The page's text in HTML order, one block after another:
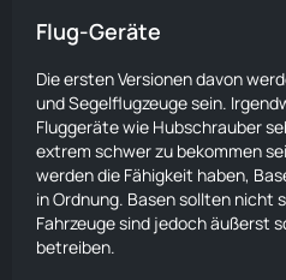
Flug-Geräte
Die ersten Versionen davon
und Segelflugzeuge sein.
Fluggeräte wie Hubschrauber
extrem schwer zu bekommen
werden die Fähigkeit haben,
in Ordnung. Basen sollten nicht
Fahrzeuge sind jedoch äußerst
betreiben.